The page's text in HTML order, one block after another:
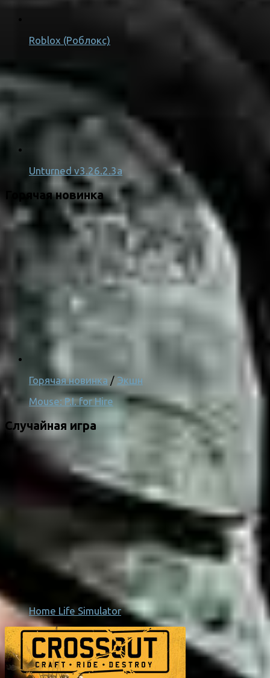
Roblox (Роблокс)
Unturned v3.26.2.3a
Горячая новинка
Горячая новинка / Экшн
Mouse: P.I. for Hire
Случайная игра
Home Life Simulator